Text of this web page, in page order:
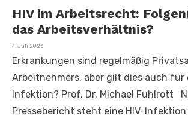
HIV im Arbeitsrecht:
das Arbeitsverhältnis?
Veröffentlicht
4. Juli 2023
Erkrankungen sind regelmäßig
Arbeitnehmers, aber gilt dies auch für
Infektion? Prof. Dr. Michael Fuhlrott
Pressebericht steht eine HIV-Infektion